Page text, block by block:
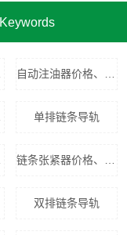
Keywords
单排链条导轨
双排链条导轨